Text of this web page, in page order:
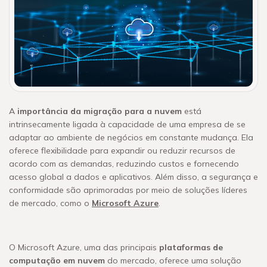
A importância da migração para a nuvem está
intrinsecamente ligada à capacidade de uma empresa de se
adaptar ao ambiente de negócios em constante mudança. Ela
oferece flexibilidade para expandir ou reduzir recursos de
acordo com as demandas, reduzindo custos e fornecendo
acesso global a dados e aplicativos. Além disso, a segurança e
conformidade são aprimoradas por meio de soluções líderes
de mercado, como o Microsoft Azure.
O Microsoft Azure, uma das principais plataformas de
computação em nuvem do mercado, oferece uma solução